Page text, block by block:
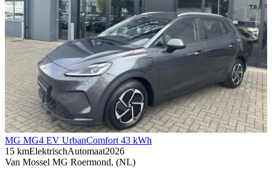
MG MG4 EV UrbanComfort 43 kWh
15 kmElektrischAutomaat2026
Van Mossel MG Roermond, (NL)